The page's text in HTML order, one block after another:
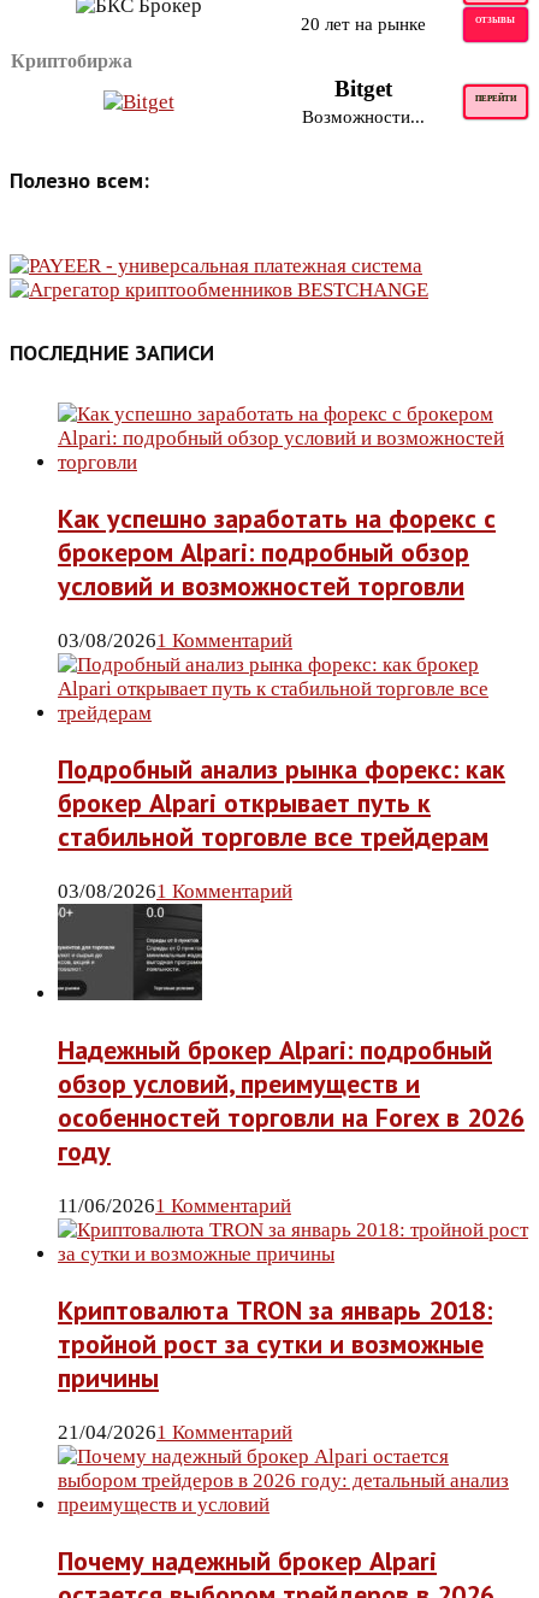
20 лет на рынке ОТЗЫВЫ
Криптобиржа
Bitget ПЕРЕЙТИ
Возможности...
Полезно всем:
ПОСЛЕДНИЕ ЗАПИСИ
Как успешно заработать на форекс с
брокером Alpari: подробный обзор
условий и возможностей торговли
03/08/20261 Комментарий
Подробный анализ рынка форекс: как
брокер Alpari открывает путь к
стабильной торговле все трейдерам
03/08/20261 Комментарий
Надежный брокер Alpari: подробный
обзор условий, преимуществ и
особенностей торговли на Forex в 2026
году
11/06/20261 Комментарий
Криптовалюта TRON за январь 2018:
тройной рост за сутки и возможные
причины
21/04/20261 Комментарий
Почему надежный брокер Alpari